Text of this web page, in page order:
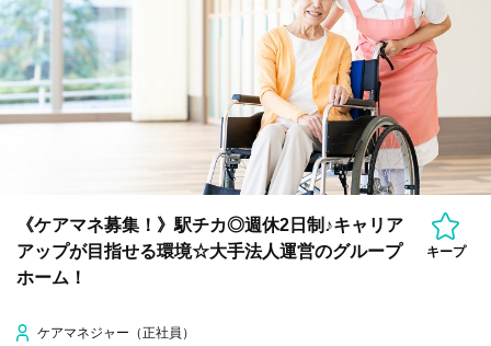
《ケアマネ募集！》駅チカ◎週休2日制♪キャリア
アップが目指せる環境☆大手法人運営のグループ
ホーム！
キープ
ケアマネジャー（正社員）